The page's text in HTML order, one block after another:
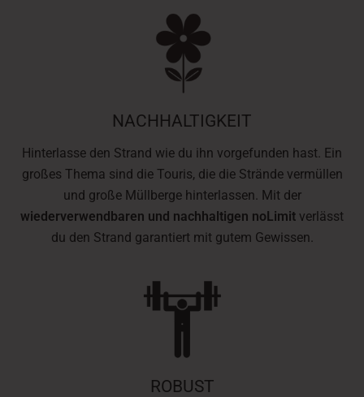
NACHHALTIGKEIT
Hinterlasse den Strand wie du ihn vorgefunden hast. Ein
großes Thema sind die Touris, die die Strände vermüllen
und große Müllberge hinterlassen. Mit der
wiederverwendbaren und nachhaltigen noLimit verlässt
du den Strand garantiert mit gutem Gewissen.
ROBUST